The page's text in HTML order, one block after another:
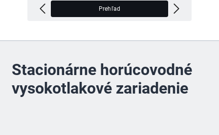
Prehľad
Stacionárne horúcovodné
vysokotlakové zariadenie